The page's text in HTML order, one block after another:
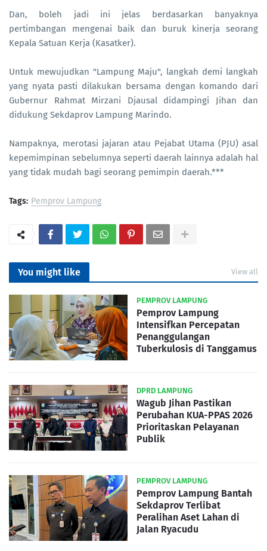
Dan, boleh jadi ini jelas berdasarkan banyaknya
pertimbangan mengenai baik dan buruk kinerja seorang
Kepala Satuan Kerja (Kasatker).
Untuk mewujudkan "Lampung Maju", langkah demi langkah
yang nyata pasti dilakukan bersama dengan komando dari
Gubernur Rahmat Mirzani Djausal didampingi Jihan dan
didukung Sekdaprov Lampung Marindo.
Nampaknya, merotasi jajaran atau Pejabat Utama (PJU) asal
kepemimpinan sebelumnya seperti daerah lainnya adalah hal
yang tidak mudah bagi seorang pemimpin daerah.***
Tags: Pemprov Lampung
You might like View all
PEMPROV LAMPUNG
Pemprov Lampung
Intensifkan Percepatan
Penanggulangan
Tuberkulosis di Tanggamus
DPRD LAMPUNG
Wagub Jihan Pastikan
Perubahan KUA-PPAS 2026
Prioritaskan Pelayanan
Publik
PEMPROV LAMPUNG
Pemprov Lampung Bantah
Sekdaprov Terlibat
Peralihan Aset Lahan di
Jalan Ryacudu